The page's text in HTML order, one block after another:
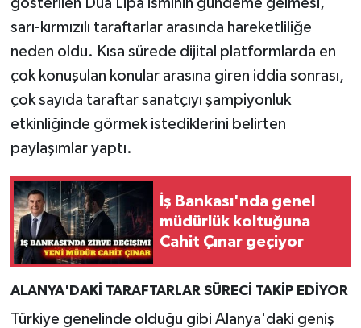
gösterilen Dua Lipa isminin gündeme gelmesi,
sarı-kırmızılı taraftarlar arasında hareketliliğe
neden oldu. Kısa sürede dijital platformlarda en
çok konuşulan konular arasına giren iddia sonrası,
çok sayıda taraftar sanatçıyı şampiyonluk
etkinliğinde görmek istediklerini belirten
paylaşımlar yaptı.
İş Bankası'nda genel
müdürlük koltuğuna
Cahit Çınar geçiyor
ALANYA'DAKİ TARAFTARLAR SÜRECİ TAKİP EDİYOR
Türkiye genelinde olduğu gibi Alanya'daki geniş